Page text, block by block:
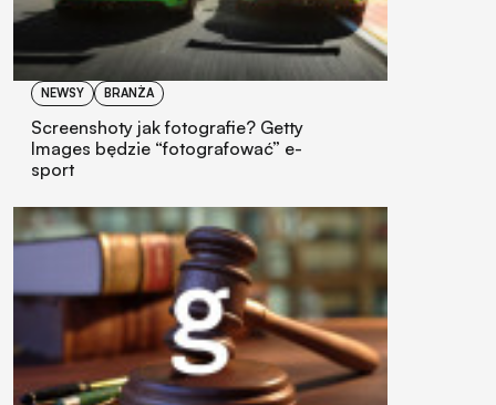
NEWSY BRANŻA
Screenshoty jak fotografie? Getty
Images będzie “fotografować” e-
sport